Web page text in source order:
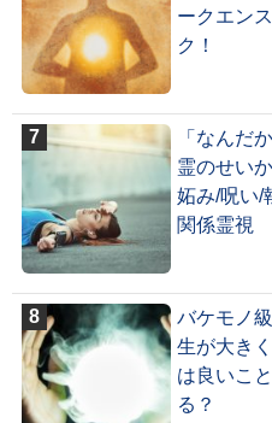
ークエン
ク！
「なんだ
霊のせい
妬み/呪い
関係霊視
バケモノ
生が大き
は良いこ
る？